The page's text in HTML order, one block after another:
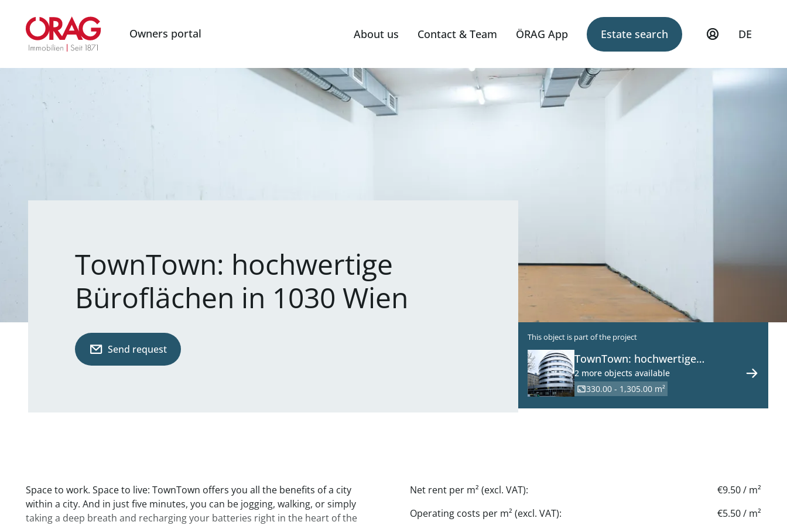
Owners portal About us Contact & Team ÖRAG App Estate search DE
TownTown: hochwertige
Büroflächen in 1030 Wien
Send request
This object is part of the project
TownTown: hochwertige
Büroflächen in 1030 Wien
2 more objects available
330.00 - 1,305.00 m²
Space to work. Space to live: TownTown offers you all the benefits of a city
within a city. And in just five minutes, you can be jogging, walking, or simply
taking a deep breath and recharging your batteries right in the heart of the
Net rent per m² (excl. VAT):
€9.50 / m²
Operating costs per m² (excl. VAT):
€5.50 / m²